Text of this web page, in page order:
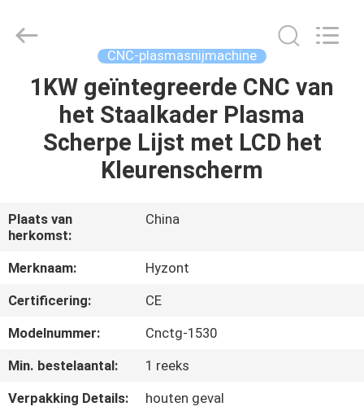
HUIS
PRODUCTEN
ONGEVEER
ONS
FABRIEKSREIS
KWALITEITSCONTROLE
Co.,Ltd..
CNC-plasmasnijmachine
1KW geïntegreerde CNC van
het Staalkader Plasma
Scherpe Lijst met LCD het
Kleurenscherm
Plaats van
herkomst:
China
Merknaam:
Hyzont
Certificering:
CE
Modelnummer:
Cnctg-1530
Min. bestelaantal:
1 reeks
Verpakking Details:
houten geval